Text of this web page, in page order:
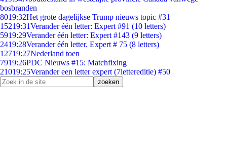
bosbranden
8019:32Het grote dagelijkse Trump nieuws topic #31
15219:31Verander één letter: Expert #91 (10 letters)
5919:29Verander één letter: Expert #143 (9 letters)
2419:28Verander één letter. Expert # 75 (8 letters)
12719:27Nederland toen
7919:26PDC Nieuws #15: Matchfixing
21019:25Verander een letter expert (7lettereditie) #50